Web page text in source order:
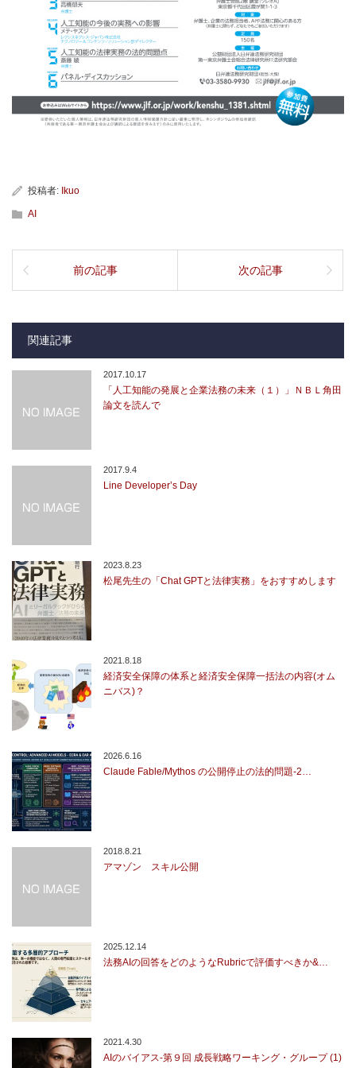
投稿者: Ikuo
AI
前の記事 次の記事
関連記事
2017.10.17
「人工知能の発展と企業法務の未来（１）」ＮＢＬ角田
論文を読んで
2017.9.4
Line Developer’s Day
2023.8.23
松尾先生の「Chat GPTと法律実務」をおすすめします
2021.8.18
経済安全保障の体系と経済安全保障一括法の内容(オム
ニバス)？
2026.6.16
Claude Fable/Mythos の公開停止の法的問題-2…
2018.8.21
アマゾン スキル公開
2025.12.14
法務AIの回答をどのようなRubricで評価すべきか&…
2021.4.30
AIのバイアス-第９回 成長戦略ワーキング・グループ (1)